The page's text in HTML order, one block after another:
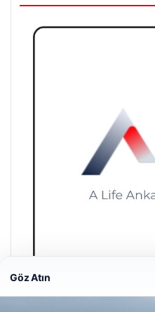
Son Eklenen Firmalar
Göz Atın